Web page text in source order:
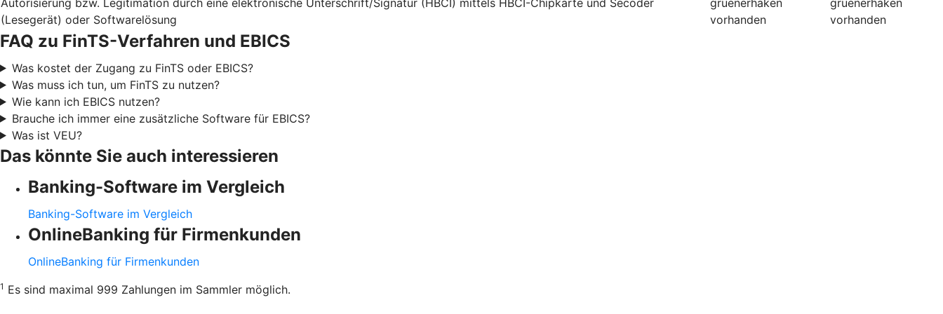
(Lesegerät) oder Softwarelösung
vorhanden
vorhanden
FAQ zu FinTS-Verfahren und EBICS
Was kostet der Zugang zu FinTS oder EBICS?
Was muss ich tun, um FinTS zu nutzen?
Wie kann ich EBICS nutzen?
Brauche ich immer eine zusätzliche Software für EBICS?
Was ist VEU?
Das könnte Sie auch interessieren
Banking-Software im Vergleich
Banking-Software im Vergleich
OnlineBanking für Firmenkunden
OnlineBanking für Firmenkunden
1 Es sind maximal 999 Zahlungen im Sammler möglich.